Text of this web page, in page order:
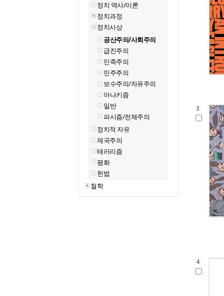
정치 역사/이론
정치과정
정치사상
공산주의/사회주의
급진주의
민족주의
민주주의
보수주의/자유주의
아나키즘
일반
파시즘/전체주의
정치적 자유
제국주의
테러리즘
평화
헌법
철학
3.
4.